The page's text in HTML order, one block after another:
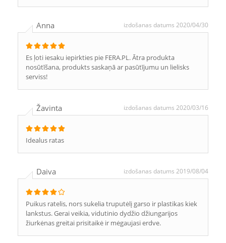
Anna izdošanas datums 2020/04/30
Es ļoti iesaku iepirkties pie FERA.PL. Ātra produkta
nosūtīšana, produkts saskaņā ar pasūtījumu un lielisks
serviss!
Žavinta izdošanas datums 2020/03/16
Idealus ratas
Daiva izdošanas datums 2019/08/04
Puikus ratelis, nors sukelia truputėlį garso ir plastikas kiek
lankstus. Gerai veikia, vidutinio dydžio džiungarijos
žiurkėnas greitai prisitaikė ir mėgaujasi erdve.